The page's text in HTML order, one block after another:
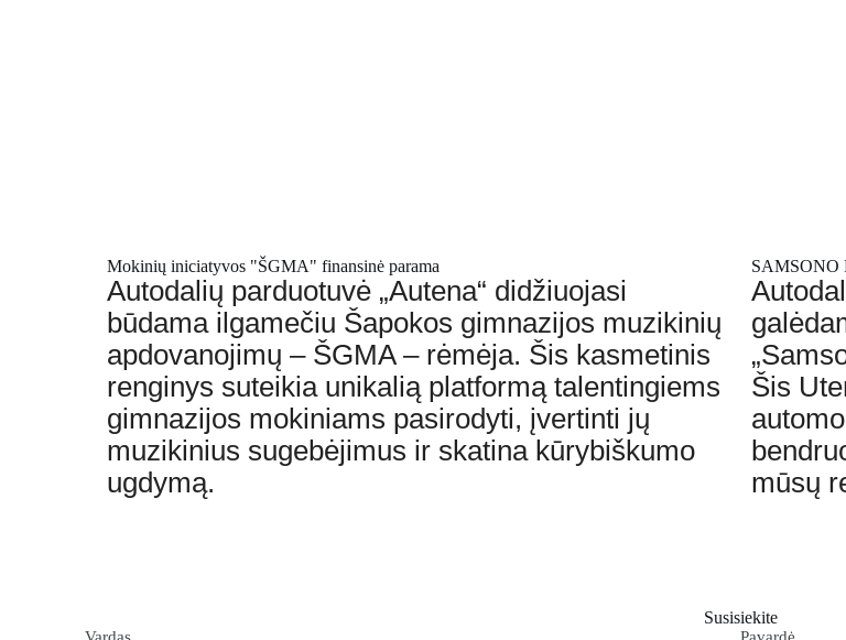
Mokinių iniciatyvos "ŠGMA" finansinė parama
Autodalių parduotuvė „Autena“ didžiuojasi
būdama ilgamečiu Šapokos gimnazijos muzikinių
apdovanojimų – ŠGMA – rėmėja. Šis kasmetinis
renginys suteikia unikalią platformą talentingiems
gimnazijos mokiniams pasirodyti, įvertinti jų
muzikinius sugebėjimus ir skatina kūrybiškumo
ugdymą.
SAMSONO
Šis
mūsų
Susisiekite